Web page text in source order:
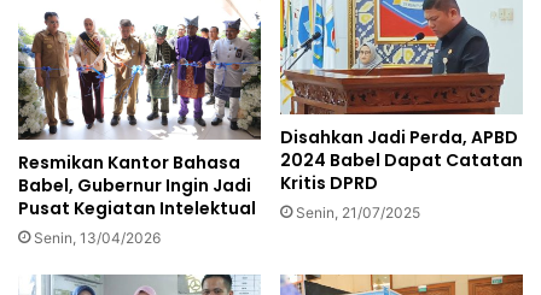
Resmikan Kantor Bahasa
Babel, Gubernur Ingin Jadi
Pusat Kegiatan Intelektual
Senin, 13/04/2026
Disahkan Jadi Perda, APBD
2024 Babel Dapat Catatan
Kritis DPRD
Senin, 21/07/2025